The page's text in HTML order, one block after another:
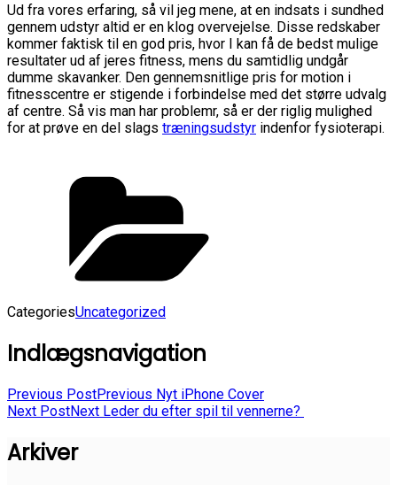
Ud fra vores erfaring, så vil jeg mene, at en indsats i sundhed
gennem udstyr altid er en klog overvejelse. Disse redskaber
kommer faktisk til en god pris, hvor I kan få de bedst mulige
resultater ud af jeres fitness, mens du samtidlig undgår
dumme skavanker. Den gennemsnitlige pris for motion i
fitnesscentre er stigende i forbindelse med det større udvalg
af centre. Så vis man har problemr, så er der riglig mulighed
for at prøve en del slags træningsudstyr indenfor fysioterapi.
CategoriesUncategorized
Indlægsnavigation
Previous PostPrevious Nyt iPhone Cover
Next PostNext Leder du efter spil til vennerne?
Arkiver